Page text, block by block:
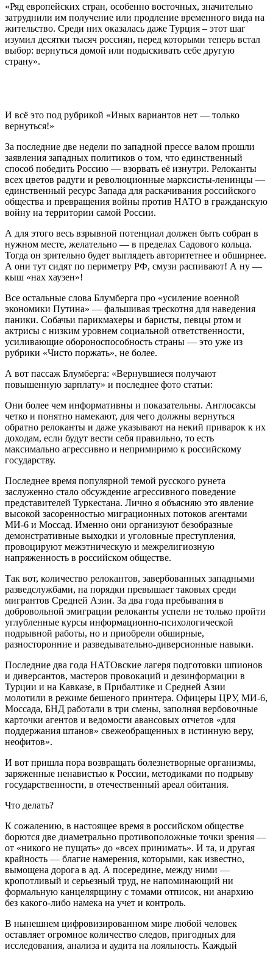
«Ряд европейских стран, особенно восточных, значительно
затруднили им получение или продление временного вида на
жительство. Среди них оказалась даже Турция – этот шаг
изумил десятки тысяч россиян, перед которыми теперь встал
выбор: вернуться домой или подыскивать себе другую
страну».
И всё это под рубрикой «Иных вариантов нет — только
вернуться!»
За последние две недели по западной прессе валом прошли
заявления западных политиков о том, что единственный
способ победить Россию — взорвать её изнутри. Релоканты
всех цветов радуги и революционные марксисты-ленинцы —
единственный ресурс Запада для раскачивания российского
общества и превращения войны против НАТО в гражданскую
войну на территории самой России.
А для этого весь взрывной потенциал должен быть собран в
нужном месте, желательно — в пределах Садового кольца.
Тогда он зрительно будет выглядеть авторитетнее и обширнее.
А они тут сидят по периметру РФ, смузи распивают! А ну —
кыш «нах хаузен»!
Все остальные слова Блумберга про «усиление военной
экономики Путина» — фальшивая трескотня для наведения
паники. Собачьи парикмахеры и баристы, певцы ртом и
актрисы с низким уровнем социальной ответственности,
усиливающие обороноспособность страны — это уже из
рубрики «Чисто поржать», не более.
А вот пассаж Блумберга: «Вернувшиеся получают
повышенную зарплату» и последнее фото статьи:
Они более чем информативны и показательны. Англосаксы
четко и понятно намекают, для чего должны вернуться
обратно релоканты и даже указывают на некий приварок к их
доходам, если будут вести себя правильно, то есть
максимально агрессивно и непримиримо к российскому
государству.
Последнее время популярной темой русского рунета
заслуженно стало обсуждение агрессивного поведение
представителей Туркестана. Лично я объясняю это явление
высокой засоренностью миграционных потоков агентами
МИ-6 и Моссад. Именно они организуют безобразные
демонстративные выходки и уголовные преступления,
провоцируют межэтническую и межрелигиозную
напряженность в российском обществе.
Так вот, количество релокантов, завербованных западными
разведслужбами, на порядки превышает таковых среди
мигрантов Средней Азии. За два года пребывания в
добровольной эмиграции релоканты успели не только пройти
углубленные курсы информационно-психологической
подрывной работы, но и приобрели обширные,
разносторонние и разведывательно-диверсионные навыки.
Последние два года НАТОвские лагеря подготовки шпионов
и диверсантов, мастеров провокаций и дезинформации в
Турции и на Кавказе, в Прибалтике и Средней Азии
молотили в режиме бешеного принтера. Офицеры ЦРУ, МИ-6,
Моссада, БНД работали в три смены, заполняя вербовочные
карточки агентов и ведомости авансовых отчетов «для
поддержания штанов» свежеобращенных в истинную веру,
неофитов».
И вот пришла пора возвращать болезнетворные организмы,
заряженные ненавистью к России, методиками по подрыву
государственности, в отечественный ареал обитания.
Что делать?
К сожалению, в настоящее время в российском обществе
борются две диаметрально противоположные точки зрения —
от «никого не пущать» до «всех принимать». И та, и другая
крайность — благие намерения, которыми, как известно,
вымощена дорога в ад. А посередине, между ними —
кропотливый и серьезный труд, не напоминающий ни
формальную канцелярщину с томами отписок, ни анархию
без какого-либо намека на учет и контроль.
В нынешнем цифровизированном мире любой человек
оставляет огромное количество следов, пригодных для
исследования, анализа и аудита на лояльность. Каждый